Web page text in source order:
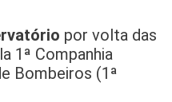
por volta das
1ª Companhia
Bombeiros (1ª